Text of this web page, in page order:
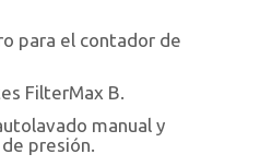
para el contador de
FilterMax B.
manual y
presión.